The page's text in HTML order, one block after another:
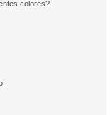
colores?